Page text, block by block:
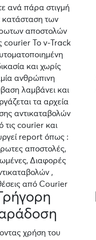
ανά πάρα στιγμή
κατάσταση των
αποστολών
courier Το v-Track
και χωρίς
ανθρώπινη
λαμβάνει και
τα αρχεία
αντικαταβολών
τις courier και
report όπως :
αποστολές,
Διαφορές
,
από Courier
Γρήγορη
χρήση του